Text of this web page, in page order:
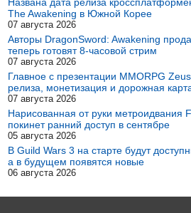
Названа дата релиза
The Awakening в Южной Корее
07 августа 2026
Авторы DragonSword: Awakening
теперь готовят 8-часовой стрим
07 августа 2026
Главное с презентации MMORPG
релиза, монетизация и дорожная
07 августа 2026
Нарисованная от руки метроидвания
покинет ранний доступ в сентябре
05 августа 2026
В Guild Wars 3 на старте будут
а в будущем появятся новые
06 августа 2026